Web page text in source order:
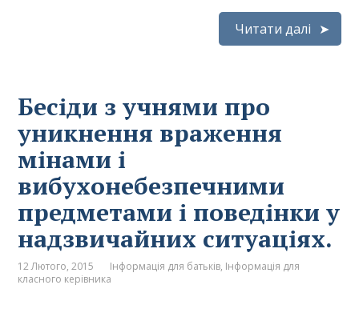
Читати далі
Бесіди з учнями про
уникнення враження
мінами і
вибухонебезпечними
предметами і поведінки у
надзвичайних ситуаціях.
12 Лютого, 2015 Інформація для батьків, Інформація для
класного керівника